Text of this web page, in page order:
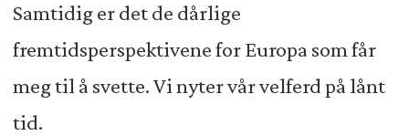
Samtidig er det de dårlige
fremtidsperspektivene for Europa som får
meg til å svette. Vi nyter vår velferd på lånt
tid.